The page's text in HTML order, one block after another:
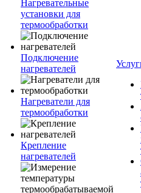
Нагревательные
установки для
термообработки
Подключение
нагревателей
Нагреватели для
термообработки
Крепление
нагревателей